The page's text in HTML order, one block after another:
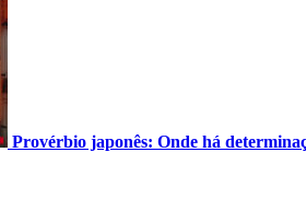
Provérbio japonês: Onde há